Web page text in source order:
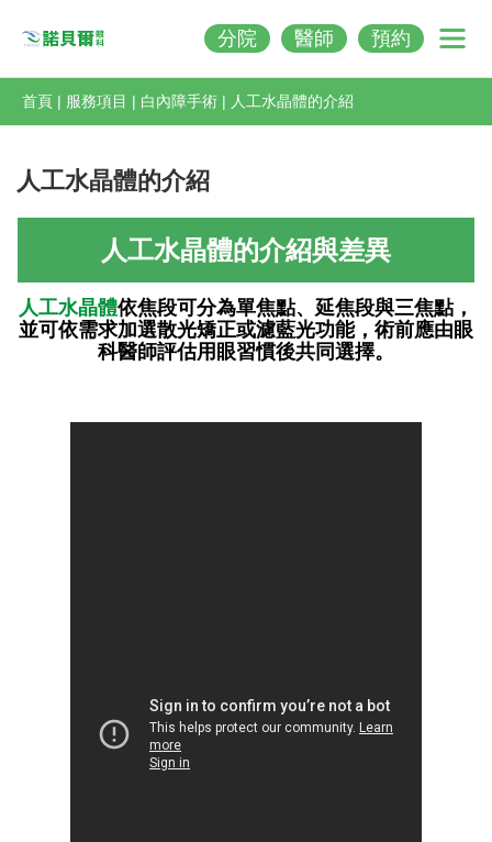
分院 醫師 預約
首頁 | 服務項目 | 白內障手術 | 人工水晶體的介紹
人工水晶體的介紹
人工水晶體的介紹與差異
人工水晶體依焦段可分為單焦點、延焦段與三焦點，
並可依需求加選散光矯正或濾藍光功能，術前應由眼
科醫師評估用眼習慣後共同選擇。